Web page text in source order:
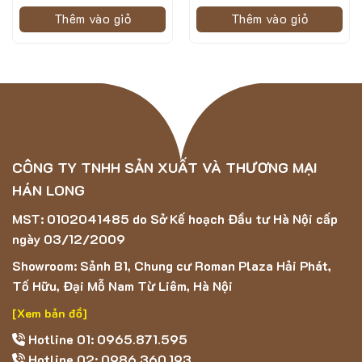
Thảm Lông Dài 5D – AB2002 được làm từ chất liệu
Polyester, giúp mọi người có cảm giác mềm mại và thoải
sẽ luôn giữ được độ bền màu và sạch sẽ.
Sản phẩm với chất liệu sợi tổng hợp được với độ lông
ngắn vừa phải giúp khách hàng có thể dễ dàng vệ sinh
thảm và làm khô nhanh.
Ứng dụng của mẫu thảm Lông Dài 5D – AB2002
Thêm vào giỏ Thêm vào giỏ
CÔNG TY TNHH SẢN XUẤT VÀ THƯƠNG MẠI
HÁN LONG
MST: 0102041485 do Sở Kế hoạch Đầu tư Hà Nội cấp
ngày 03/12/2009
Showroom: Sảnh B1, Chung cư Roman Plaza Hải Phát,
Tố Hữu, Đại Mỗ Nam Từ Liêm, Hà Nội
[Xem bản đồ]
Hotline 01: 0965.871.595